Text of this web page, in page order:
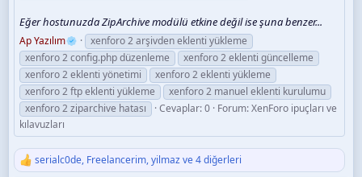
Eğer hostunuzda ZipArchive modülü etkine değil ise şuna benzer...
Ap Yazılım
xenforo 2 arşivden eklenti yükleme
xenforo 2 config.php düzenleme
xenforo 2 eklenti güncelleme
xenforo 2 eklenti yönetimi
xenforo 2 eklenti yükleme
xenforo 2 ftp eklenti yükleme
xenforo 2 manuel eklenti kurulumu
xenforo 2 ziparchive hatası
Cevaplar: 0 Forum:XenForo ipuçları ve
kılavuzları
T
serialc0de, Freelancerim,yilmazve 4 diğerleri